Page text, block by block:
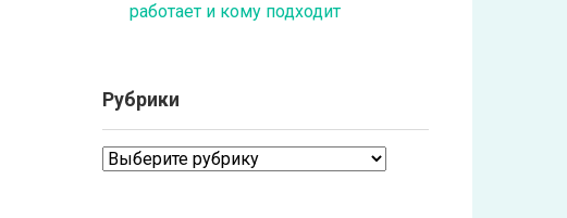
работает и кому подходит
Рубрики
Рубрики